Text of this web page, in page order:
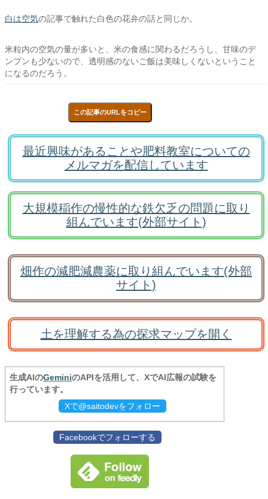
白は空気の記事で触れた白色の花弁の話と同じか。
米粒内の空気の量が多いと、米の食感に関わるだろうし、甘味のデ
ンプンも少ないので、透明感のないご飯は美味しくないということ
になるのだろう。
この記事のURLをコピー
最近興味があることや肥料教室についての
メルマガを配信しています
大規模稲作の慢性的な鉄欠乏の問題に取り
組んでいます(外部サイト)
畑作の減肥減農薬に取り組んでいます(外部
サイト)
土を理解する為の探求マップを開く
生成AIのGeminiのAPIを活用して、XでAI広報の試験を
行っています。
Xで@saitodevをフォロー
Facebookでフォローする